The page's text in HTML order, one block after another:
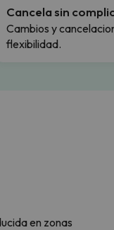
Cancela sin
Cambios y
flexibilidad.
en zonas